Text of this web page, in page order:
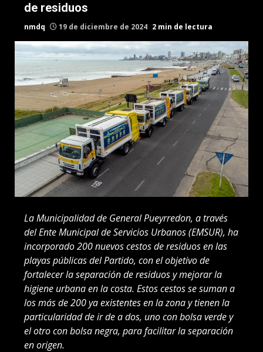
de residuos
nmdq 19 de diciembre de 2024 2 min de lectura
La Municipalidad de General Pueyrredon, a través
del Ente Municipal de Servicios Urbanos (EMSUR), ha
incorporado 200 nuevos cestos de residuos en las
playas públicas del Partido, con el objetivo de
fortalecer la separación de residuos y mejorar la
higiene urbana en la costa. Estos cestos se suman a
los más de 200 ya existentes en la zona y tienen la
particularidad de ir de a dos, uno con bolsa verde y
el otro con bolsa negra, para facilitar la separación
en origen.